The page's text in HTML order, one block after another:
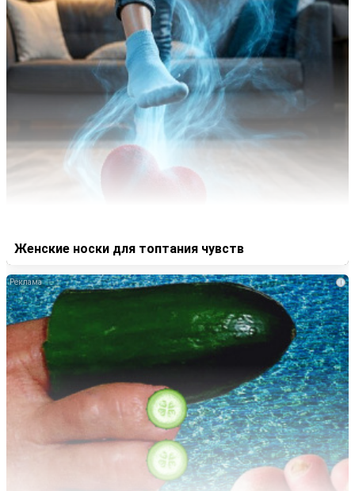
Женские носки для топтания чувств
i